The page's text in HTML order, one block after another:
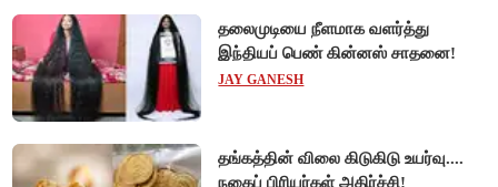
தலைமுடியை நீளமாக வளர்த்து
இந்தியப் பெண் கின்னஸ் சாதனை!
JAY GANESH
தங்கத்தின் விலை கிடுகிடு உயர்வு....
நகைப் பிரியர்கள் அதிர்ச்சி!